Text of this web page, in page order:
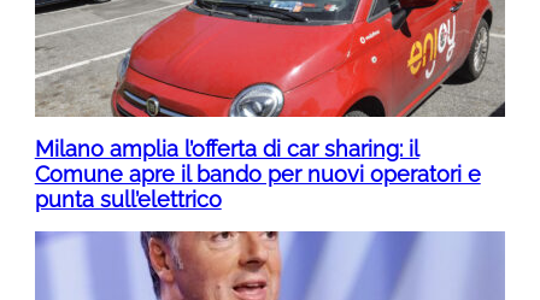
Milano amplia l’offerta di car sharing: il
Comune apre il bando per nuovi operatori e
punta sull’elettrico